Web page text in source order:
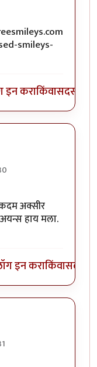
इन कराकिंवासदस्य व्हा
काय कमी आहे व नकार
अक्सीर
हाय मला.
इन कराकिंवासदस्य
काय कमी आहे व नकार